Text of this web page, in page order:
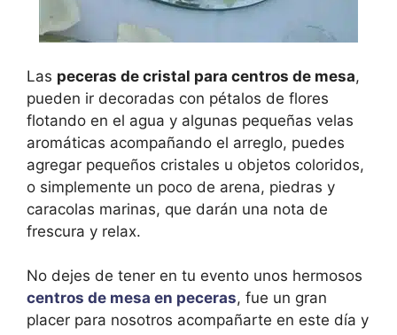
Las peceras de cristal para centros de mesa,
pueden ir decoradas con pétalos de flores
flotando en el agua y algunas pequeñas velas
aromáticas acompañando el arreglo, puedes
agregar pequeños cristales u objetos coloridos,
o simplemente un poco de arena, piedras y
caracolas marinas, que darán una nota de
frescura y relax.
No dejes de tener en tu evento unos hermosos
centros de mesa en peceras, fue un gran
placer para nosotros acompañarte en este día y